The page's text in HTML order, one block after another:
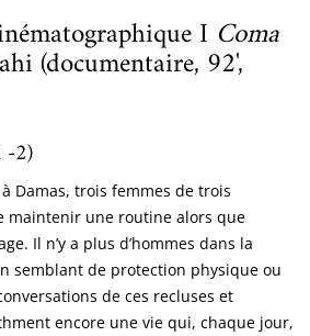
I Coma
(documentaire, 92',
-2)
Damas, trois femmes de trois
maintenir une routine alors que
Il n’y a plus d’hommes dans la
semblant de protection physique ou
de ces recluses et
encore une vie qui, chaque jour,